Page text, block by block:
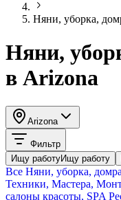
Няни, уборка,
Няни,
в Arizona
Arizona
Фильтр
Ищу работуИщу работу
Все Няни, уборка,
Техники, Мастера,
салоны красоты, SPA